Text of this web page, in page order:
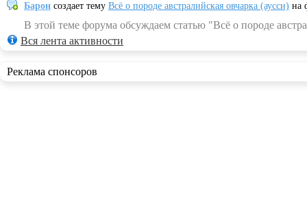
Барон создает тему Всё о породе австралийская овчарка (аусси) на
В этой теме форума обсуждаем статью "Всё о породе
Вся лента активности
Реклама спонсоров